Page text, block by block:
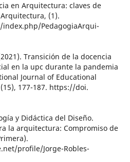
en Arquitectura: claves de
(1).
PedagogiaArqui-
Transición de la docencia
en la upc durante la pandemia
Journal of Educational
177-187. https://doi.
y Didáctica del Diseño.
la arquitectura: Compromiso de
profile/Jorge-Robles-